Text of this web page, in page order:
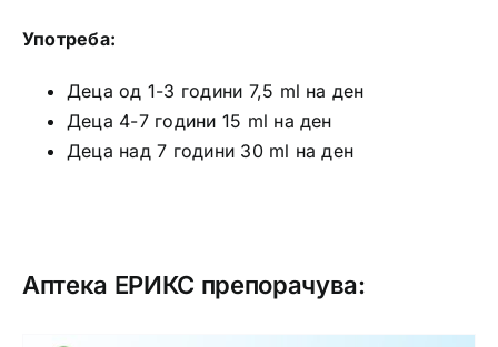
Употреба:
Деца од 1-3 години 7,5 ml на ден
Деца 4-7 години 15 ml на ден
Деца над 7 години 30 ml на ден
Аптека ЕРИКС препорачува: